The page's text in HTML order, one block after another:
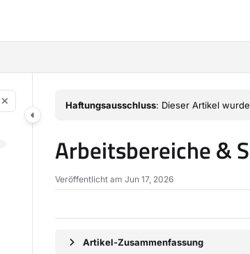
exploring further.
Haftungsausschluss: Dieser Artikel
Arbeitsbereiche &
Veröffentlicht am Jun 17, 2026
Artikel-Zusammenfassung